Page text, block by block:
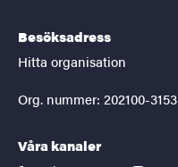
Besöksadress
Hitta organisation
Org. nummer: 202100-3153
Våra kanaler